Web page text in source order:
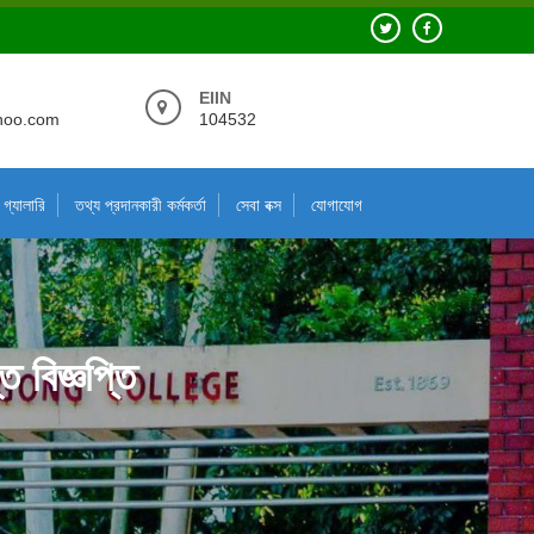
EIIN
104532
গ্যালারি তথ্য প্রদানকারী কর্মকর্তা সেবা বক্স যোগাযোগ
বিজ্ঞপ্তি